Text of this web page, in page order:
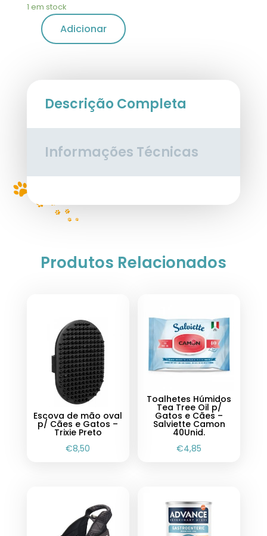
1 em stock
Adicionar
Descrição Completa
Informações Técnicas
Produtos Relacionados
Escova de mão oval
p/ Cães e Gatos –
Trixie Preto
€8,50
Toalhetes Húmidos
Tea Tree Oil p/
Gatos e Cães –
Salviette Camon
40Unid.
€4,85